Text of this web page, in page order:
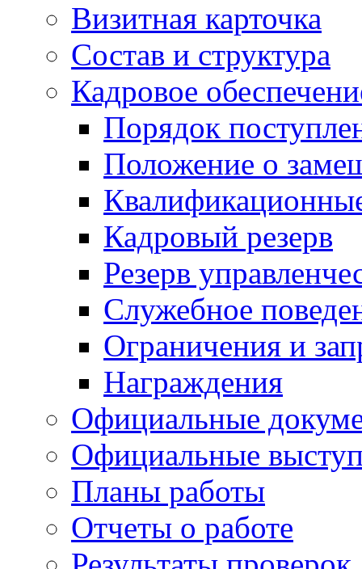
Визитная карточка
Состав и структура
Кадровое
Порядок
Положение о
Кадровый резерв
Резерв
Служебное
Ограничения и
Награждения
Официальные
Официальные
Планы работы
Отчеты о работе